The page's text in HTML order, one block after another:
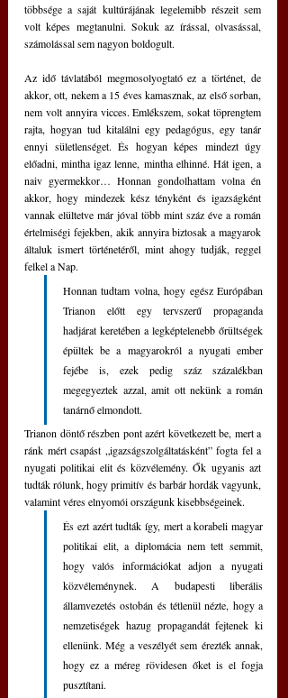
többsége a saját kultúrájának legelemibb részeit sem
volt képes megtanulni. Sokuk az írással, olvasással,
számolással sem nagyon boldogult.
Az idő távlatából megmosolyogtató ez a történet, de
akkor, ott, nekem a 15 éves kamasznak, az első sorban,
nem volt annyira vicces. Emlékszem, sokat töprengtem
rajta, hogyan tud kitalálni egy pedagógus, egy tanár
ennyi sületlenséget. És hogyan képes mindezt úgy
előadni, mintha igaz lenne, mintha elhinné. Hát igen, a
naiv gyermekkor… Honnan gondolhattam volna én
akkor, hogy mindezek kész tényként és igazságként
vannak elültetve már jóval több mint száz éve a román
értelmiségi fejekben, akik annyira biztosak a magyarok
általuk ismert történetéről, mint ahogy tudják, reggel
felkel a Nap.
Honnan tudtam volna, hogy egész Európában
Trianon előtt egy tervszerű propaganda
hadjárat keretében a legképtelenebb őrültségek
épültek be a magyarokról a nyugati ember
fejébe is, ezek pedig száz százalékban
megegyeztek azzal, amit ott nekünk a román
tanárnő elmondott.
Trianon döntő részben pont azért következett be, mert a
ránk mért csapást „igazságszolgáltatásként” fogta fel a
nyugati politikai elit és közvélemény. Ők ugyanis azt
tudták rólunk, hogy primitív és barbár hordák vagyunk,
valamint véres elnyomói országunk kisebbségeinek.
És ezt azért tudták így, mert a korabeli magyar
politikai elit, a diplomácia nem tett semmit,
hogy valós információkat adjon a nyugati
közvéleménynek. A budapesti liberális
államvezetés ostobán és tétlenül nézte, hogy a
nemzetiségek hazug propagandát fejtenek ki
ellenünk. Még a veszélyét sem érezték annak,
hogy ez a méreg rövidesen őket is el fogja
pusztítani.